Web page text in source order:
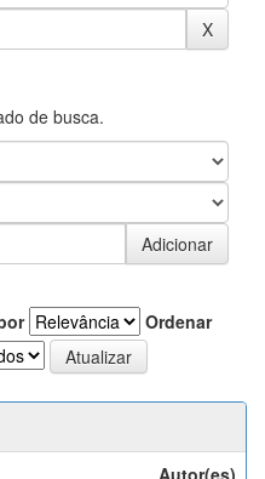
de busca.
Ordenar
Autor(es)